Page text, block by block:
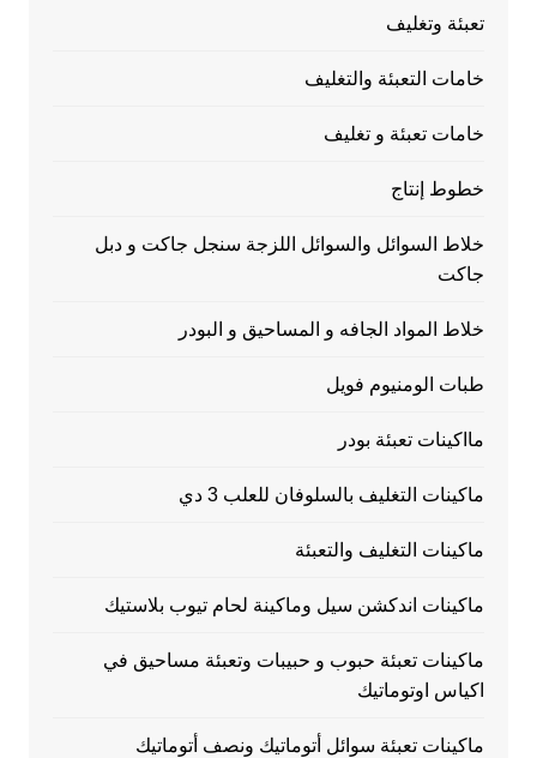
تعبئة وتغليف
خامات التعبئة والتغليف
خامات تعبئة و تغليف
خطوط إنتاج
خلاط السوائل والسوائل اللزجة سنجل جاكت و دبل
جاكت
خلاط المواد الجافه و المساحيق و البودر
طبات الومنيوم فويل
مااكينات تعبئة بودر
ماكينات التغليف بالسلوفان للعلب 3 دي
ماكينات التغليف والتعبئة
ماكينات اندكشن سيل وماكينة لحام تيوب بلاستيك
ماكينات تعبئة حبوب و حبيبات وتعبئة مساحيق في
اكياس اوتوماتيك
ماكينات تعبئة سوائل أتوماتيك ونصف أتوماتيك